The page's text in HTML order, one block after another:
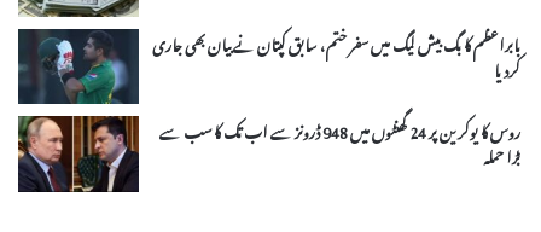
بابراعظم کا بگ بیش لیگ میں سفر ختم، سابق کپتان نے بیان بھی جاری
کردیا
روس کا یوکرین پر 24 گھنٹوں میں 948 ڈرونز سے اب تک کا سب سے
بڑا حملہ